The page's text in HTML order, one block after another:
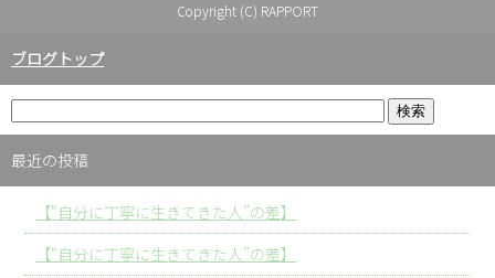
Copyright (C) RAPPORT
ブログトップ
最近の投稿
【“自分に丁寧に生きてきた人”の差】
【“自分に丁寧に生きてきた人”の差】